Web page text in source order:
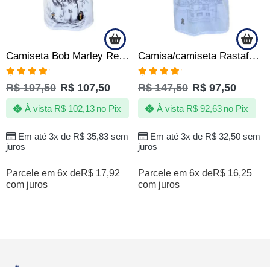
Camiseta Bob Marley Reggae Rastafári Original Exclusiva
Avaliação
4.88de 5
R$197,50 R$ 107,50
Em até 3x de R$35,83sem
juros
À vista R$102,13 no Pix
Parcele em 6x deR$ 17,92
com juros
Camisa/camiseta Rastafari Reggae Jamaica
Avaliação
4.90de 5
R$147,50 R$ 97,50
Em até 3x de R$32,50sem
juros
À vista R$92,63 no Pix
Parcele em 6x deR$ 16,25
com juros